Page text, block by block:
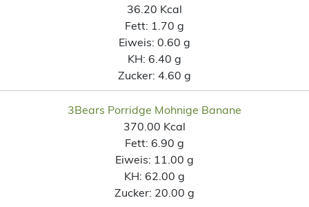
36.20 Kcal
Fett: 1.70 g
Eiweis: 0.60 g
KH: 6.40 g
Zucker: 4.60 g
3Bears Porridge Mohnige Banane
370.00 Kcal
Fett: 6.90 g
Eiweis: 11.00 g
KH: 62.00 g
Zucker: 20.00 g